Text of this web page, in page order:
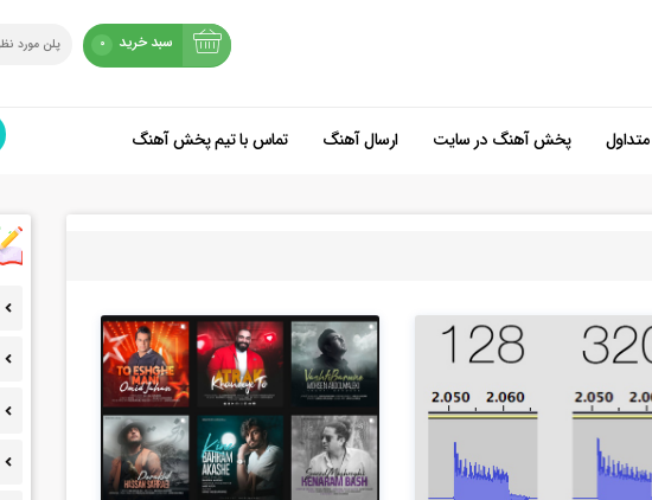
سبد خرید 0
شروع خرید
پخش آهنگ در سایت ارسال آهنگ تماس با تیم پخش آهنگ